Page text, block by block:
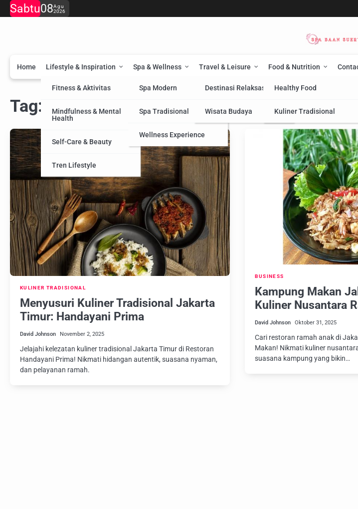
Skip
to
Sabtu08Agu
2026
Home Lifestyle & Inspiration
Fitness & Aktivitas
Mindfulness & Mental
Health
Self-Care & Beauty
Tren Lifestyle
Spa & Wellness
Spa Modern
Spa Tradisional
Wellness Experience
Travel & Leisure
Destinasi Relaksasi
Wisata Budaya
Food & Nutrition
Healthy Food
Kuliner Tradisional
Tag: Restoran Jakarta
KULINER TRADISIONAL
Menyusuri Kuliner Tradisional Jakarta
Timur: Handayani Prima
David Johnson November 2, 2025
Jelajahi kelezatan kuliner tradisional Jakarta Timur di Restoran
Handayani Prima! Nikmati hidangan autentik, suasana nyaman,
dan pelayanan ramah.
BUSINESS
Kampung Makan
Kuliner Nusantara
David Johnson Oktober 31, 2025
Cari restoran ramah anak di
Makan! Nikmati kuliner
suasana kampung yang bikin…